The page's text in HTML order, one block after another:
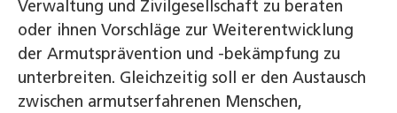
Verwaltung und Zivilgesellschaft zu beraten
oder ihnen Vorschläge zur Weiterentwicklung
der Armutsprävention und -bekämpfung zu
unterbreiten. Gleichzeitig soll er den Austausch
zwischen armutserfahrenen Menschen,